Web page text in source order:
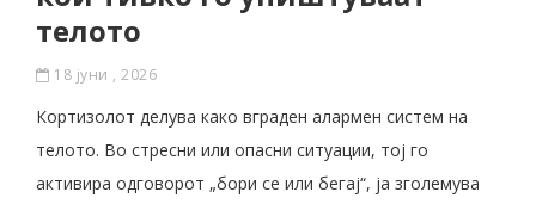
телото
18 јуни , 2026
Кортизолот делува како вграден алармен систем на
телото. Во стресни или опасни ситуации, тој го
активира одговорот „бори се или бегај“, ја зголемува